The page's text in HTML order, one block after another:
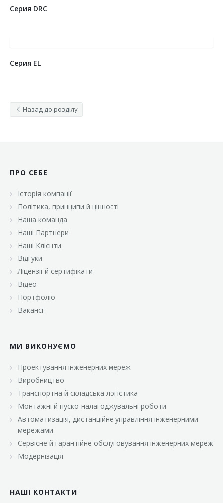
Серия DRC
Серия EL
Назад до розділу
ПРО СЕБЕ
Історія компанії
Політика, принципи й цінності
Наша команда
Наші Партнери
Наші Клієнти
Відгуки
Ліцензії й сертифікати
Відео
Портфоліо
Вакансії
МИ ВИКОНУЄМО
Проектування інженерних мереж
Виробництво
Транспортна й складська логістика
Монтажні й пуско-налагоджувальні роботи
Автоматизація, дистанційне управління інженерними
мережами
Сервісне й гарантійне обслуговування інженерних мереж
Модернізація
НАШІ КОНТАКТИ